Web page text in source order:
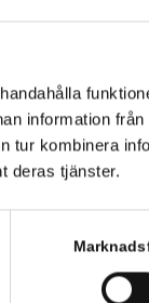
information från
tur kombinera
deras tjänster.